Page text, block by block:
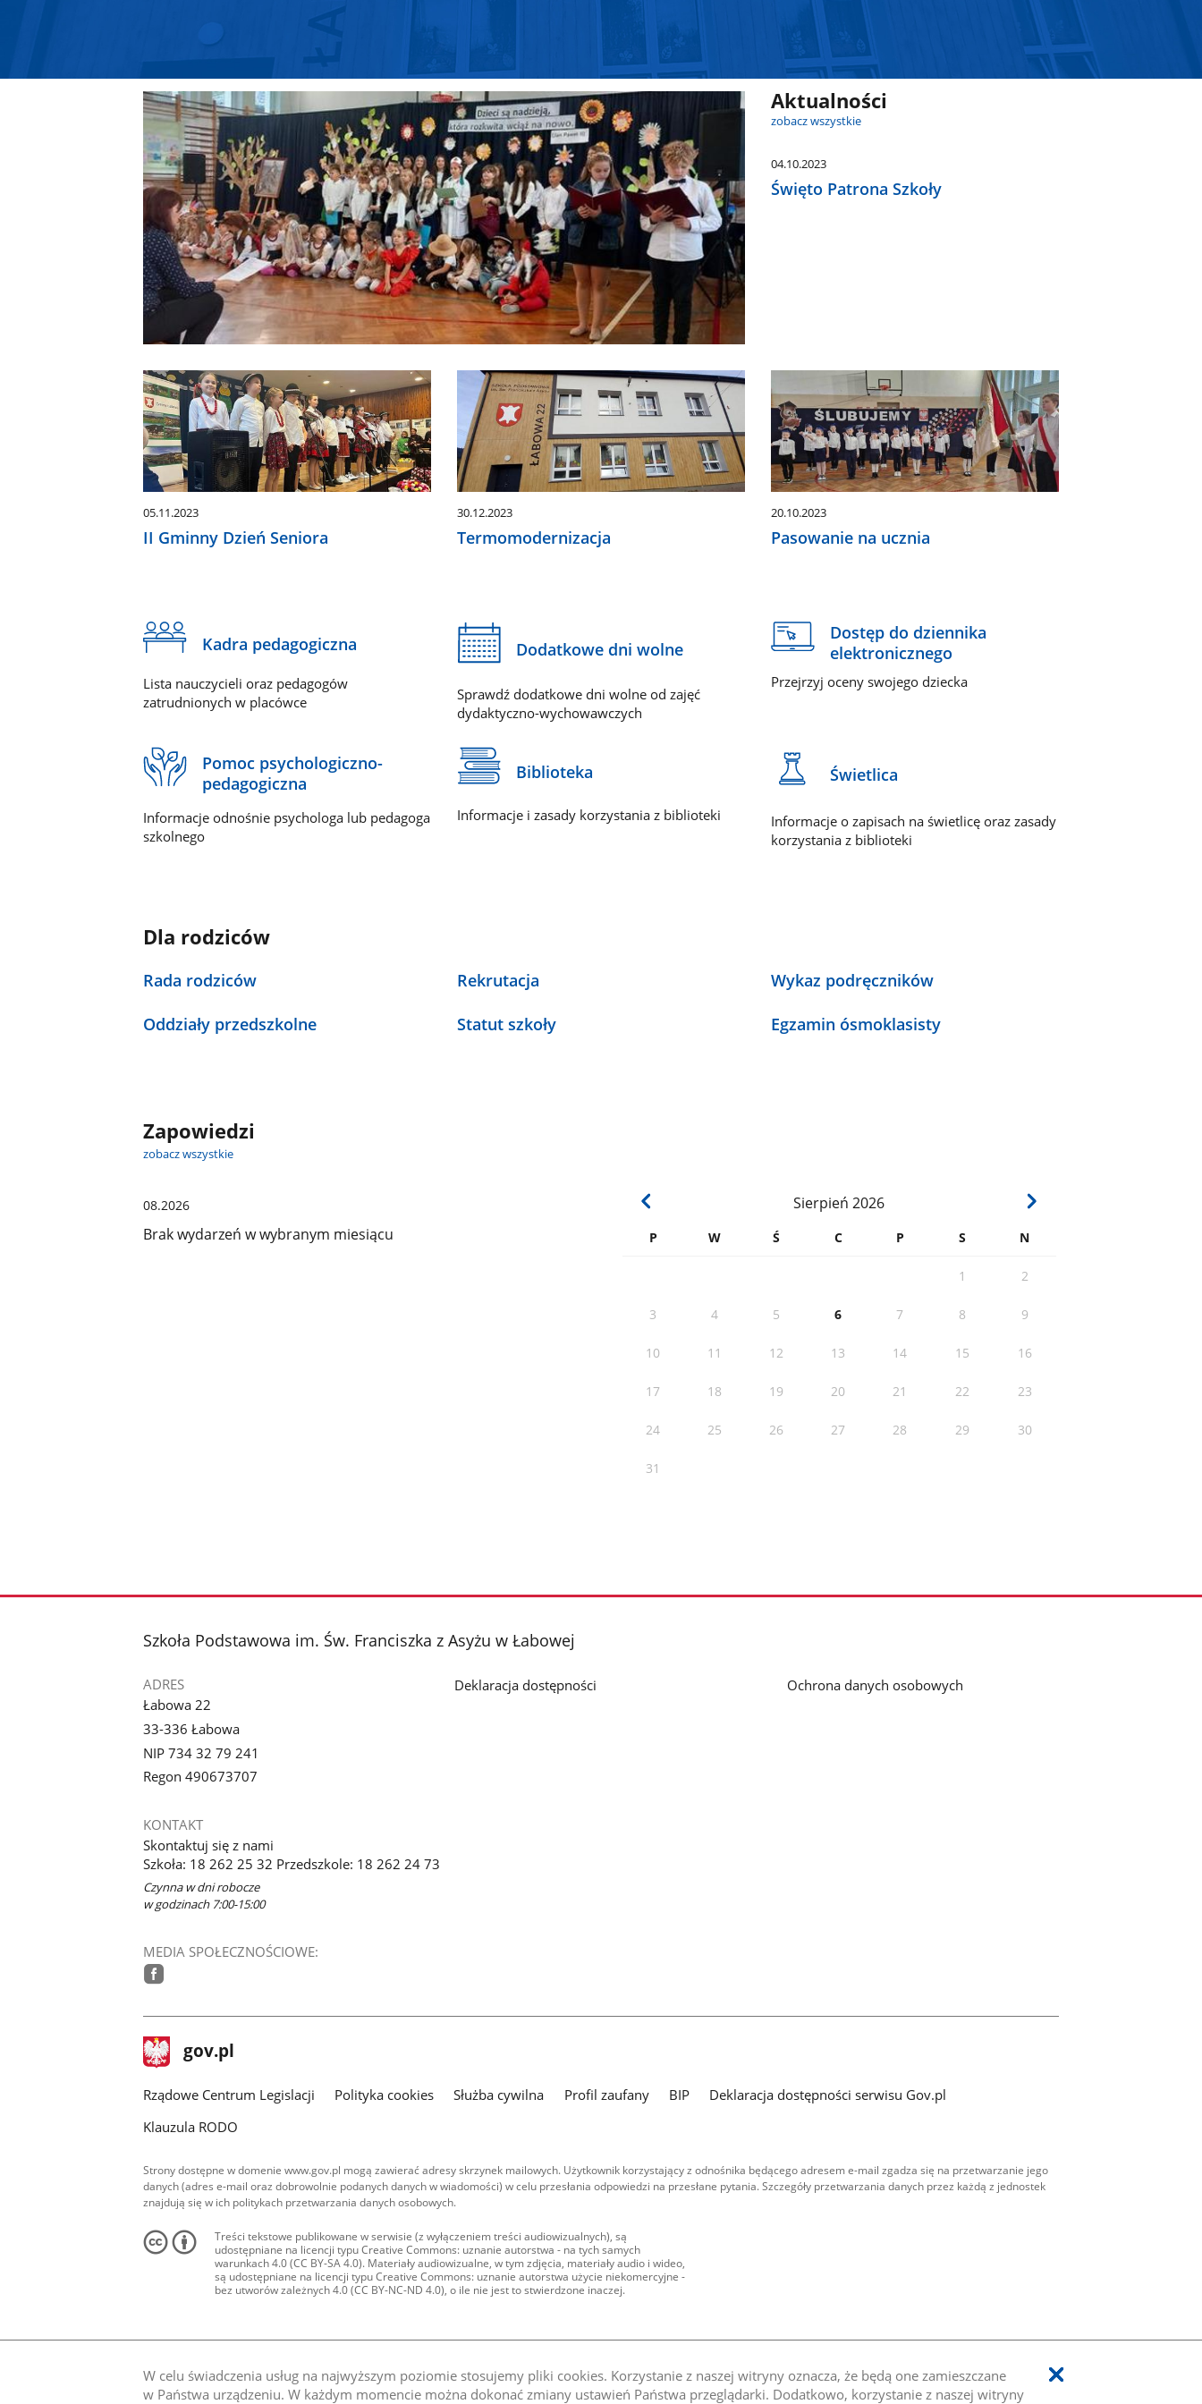
W celu świadczenia usług na najwyższym poziomie stosujemy pliki cookies. Korzystanie z naszej witryny oznacza, że będą one zamieszczane
w Państwa urządzeniu. W każdym momencie można dokonać zmiany ustawień Państwa przeglądarki. Dodatkowo, korzystanie z naszej witryny
Aktualności
zobacz wszystkie
04.10.2023
Święto Patrona Szkoły
05.11.2023
II Gminny Dzień Seniora
30.12.2023
Termomodernizacja
20.10.2023
Pasowanie na ucznia
Kadra pedagogiczna
Lista nauczycieli oraz pedagogów
zatrudnionych w placówce
Dodatkowe dni wolne
Sprawdź dodatkowe dni wolne od zajęć
dydaktyczno-wychowawczych
Dostęp do dziennika
elektronicznego
Przejrzyj oceny swojego dziecka
Pomoc psychologiczno-
pedagogiczna
Informacje odnośnie psychologa lub pedagoga
szkolnego
Biblioteka
Informacje i zasady korzystania z biblioteki
Świetlica
Informacje o zapisach na świetlicę oraz zasady
korzystania z biblioteki
Dla rodziców
Rada rodziców Rekrutacja Wykaz podręczników
Oddziały przedszkolne Statut szkoły Egzamin ósmoklasisty
Zapowiedzi
zobacz wszystkie
Sierpień 2026
P W Ś C P S N
1 2
3 4 5 6 7 8 9
10 11 12 13 14 15 16
17 18 19 20 21 22 23
24 25 26 27 28 29 30
31
08.2026
Brak wydarzeń w wybranym miesiącu
stopka
Szkoła Podstawowa im. Św. Franciszka z Asyżu w Łabowej
ADRES
Łabowa 22
33-336 Łabowa
NIP 734 32 79 241
Regon 490673707
KONTAKT
Skontaktuj się z nami
Szkoła: 18 262 25 32 Przedszkole: 18 262 24 73
Czynna w dni robocze
w godzinach 7:00-15:00
MEDIA SPOŁECZNOŚCIOWE:
Deklaracja dostępności Ochrona danych osobowych
stopka
gov.pl Strona
gov.pl
Rządowe Centrum Legislacji Polityka cookies Służba cywilna Profil zaufany BIP
Deklaracja dostępności serwisu Gov.pl
Klauzula RODO
Strony dostępne w domenie www.gov.pl mogą zawierać adresy skrzynek mailowych. Użytkownik korzystający z odnośnika będącego adresem e-mail zgadza się na przetwarzanie jego
danych (adres e-mail oraz dobrowolnie podanych danych w wiadomości) w celu przesłania odpowiedzi na przesłane pytania. Szczegóły przetwarzania danych przez każdą z jednostek
znajdują się w ich politykach przetwarzania danych osobowych.
Treści tekstowe publikowane w serwisie (z wyłączeniem treści audiowizualnych), są
udostępniane na licencji typu Creative Commons: uznanie autorstwa - na tych samych
warunkach 4.0 (CC BY-SA 4.0). Materiały audiowizualne, w tym zdjęcia, materiały audio i wideo,
są udostępniane na licencji typu Creative Commons: uznanie autorstwa użycie niekomercyjne -
bez utworów zależnych 4.0 (CC BY-NC-ND 4.0), o ile nie jest to stwierdzone inaczej.